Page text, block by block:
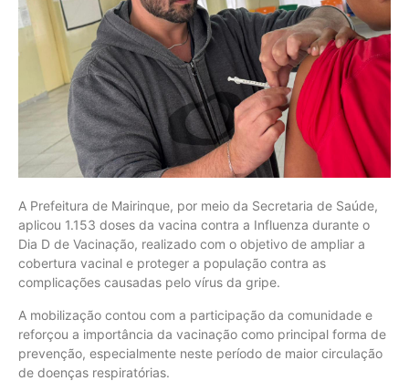
A Prefeitura de Mairinque, por meio da Secretaria de Saúde,
aplicou 1.153 doses da vacina contra a Influenza durante o
Dia D de Vacinação, realizado com o objetivo de ampliar a
cobertura vacinal e proteger a população contra as
complicações causadas pelo vírus da gripe.
A mobilização contou com a participação da comunidade e
reforçou a importância da vacinação como principal forma de
prevenção, especialmente neste período de maior circulação
de doenças respiratórias.